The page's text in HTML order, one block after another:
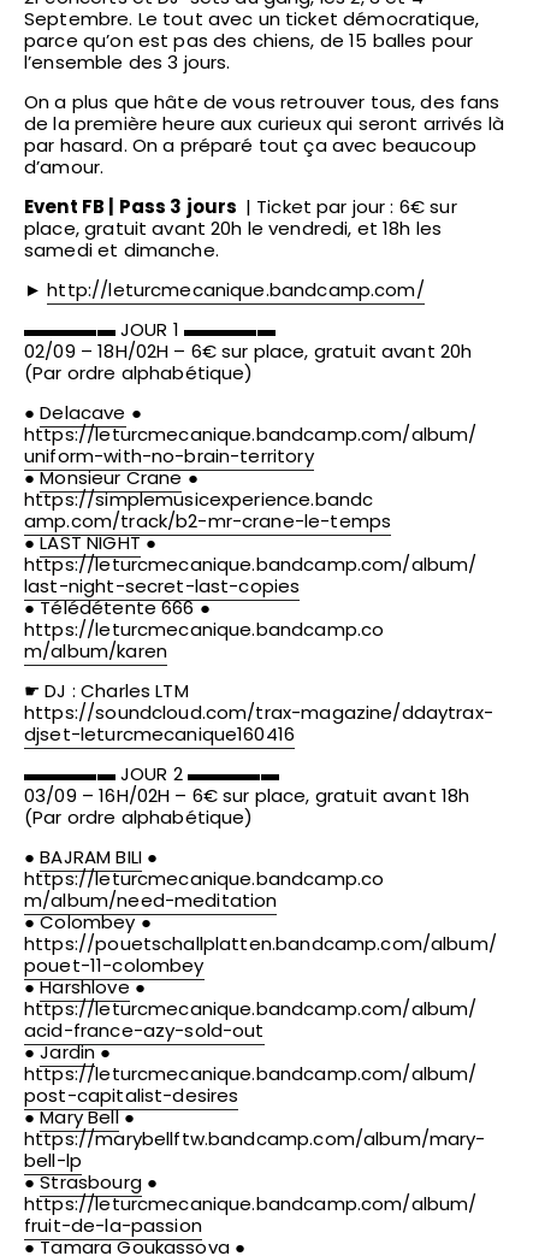
Septembre. Le tout avec un ticket démocratique,
parce qu’on est pas des chiens, de 15 balles pour
l’ensemble des 3 jours.
On a plus que hâte de vous retrouver tous, des fans
de la première heure aux curieux qui seront arrivés là
par hasard. On a préparé tout ça avec beaucoup
d’amour.
Event FB
Pass 3 jours | Ticket par jour : 6€ sur
place, gratuit avant 20h le vendredi, et 18h les
samedi et dimanche.
►http://leturcmecanique.bandcamp.com/
▬▬▬▬▬ JOUR 1 ▬▬▬▬▬
02/09 – 18H/02H – 6€ sur place, gratuit avant 20h
(Par ordre alphabétique)
●Delacave ●
https://leturcmecanique.bandcamp.com/album/
uniform-with-no-brain-territory
●Monsieur Crane●
https://simplemusicexperience.bandc
amp.com/track/b2-mr-crane-le-temps
●LAST NIGHT●
https://leturcmecanique.bandcamp.com/album/
last-night-secret-last-copies
● Télédétente 666 ●
https://leturcmecanique.bandcamp.co
m/album/karen
☛ DJ : Charles LTM
https://soundcloud.com/trax-magazine/ddaytrax-
djset-leturcmecanique160416
▬▬▬▬▬ JOUR 2 ▬▬▬▬▬
03/09 – 16H/02H – 6€ sur place, gratuit avant 18h
(Par ordre alphabétique)
●BAJRAM BILI●
https://leturcmecanique.bandcamp.co
m/album/need-meditation
● Colombey ●
https://pouetschallplatten.bandcamp.com/album/
pouet-11-colombey
●Harshlove●
https://leturcmecanique.bandcamp.com/album/
acid-france-azy-sold-out
●Jardin●
https://leturcmecanique.bandcamp.com/album/
post-capitalist-desires
●Mary Bell●
https://marybellftw.bandcamp.com/album/mary-
bell-lp
●Strasbourg●
https://leturcmecanique.bandcamp.com/album/
fruit-de-la-passion
●Tamara Goukassova●